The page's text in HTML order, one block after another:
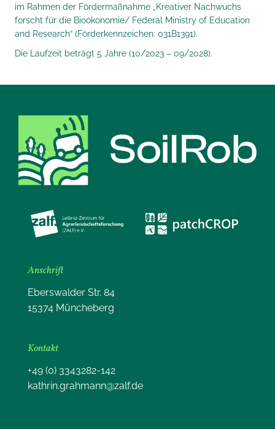
Anschrift
Eberswalder Str. 84
15374 Müncheberg
Kontakt
+49 (0) 3343282-142
kathrin.grahmann@zalf.de
im Rahmen der Fördermaßnahme „Kreativer Nachwuchs
forscht für die Bioökonomie/ Federal Ministry of Education
and Research“ (Förderkennzeichen: 031B1391).
Die Laufzeit beträgt 5 Jahre (10/2023 – 09/2028).